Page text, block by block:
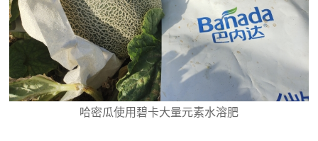
哈密瓜使用碧卡大量元素水溶肥